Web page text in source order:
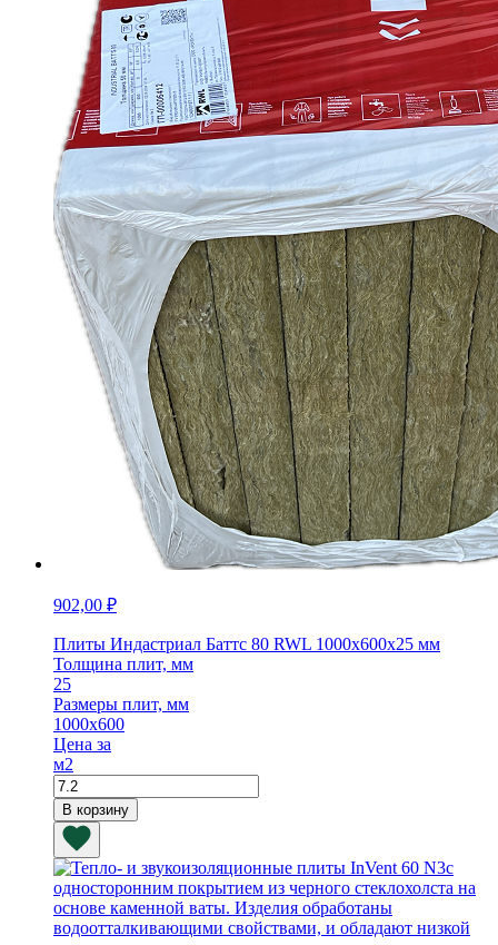
902,00 ₽
Плиты Индастриал Баттс 80 RWL 1000х600х25 мм
Толщина плит, мм
25
Размеры плит, мм
1000х600
Цена за
м2
Количество
товара
Плиты
Индастриал
Баттс
80
RWL
1000х600х25
В корзину